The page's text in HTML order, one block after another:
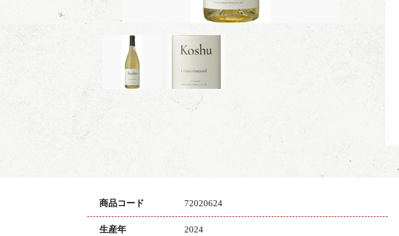
商品コード 72020624
生産年 2024